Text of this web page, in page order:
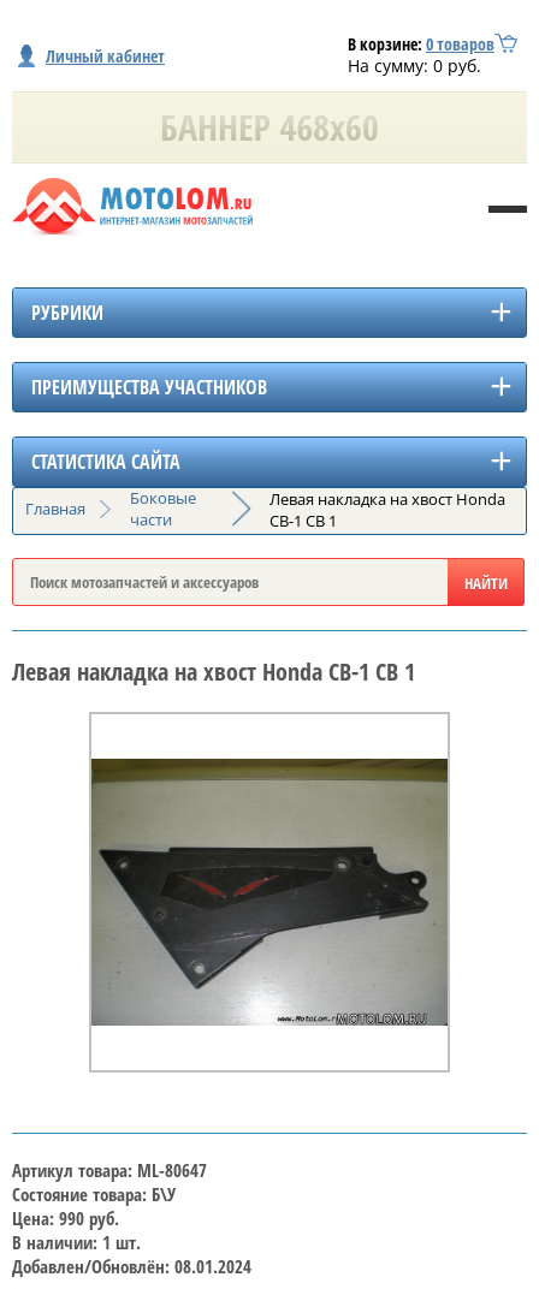
Личный кабинет В корзине: 0товаров
На сумму: 0 руб.
РУБРИКИ
ПРЕИМУЩЕСТВА УЧАСТНИКОВ
СТАТИСТИКА САЙТА
Главная
Боковые
части
Левая накладка на хвост Honda
CB-1 CB 1
Левая накладка на хвост Honda CB-1 CB 1
Артикул товара: ML-80647
Состояние товара: Б\У
Цена: 990 руб.
В наличии: 1 шт.
Добавлен/Обновлён: 08.01.2024